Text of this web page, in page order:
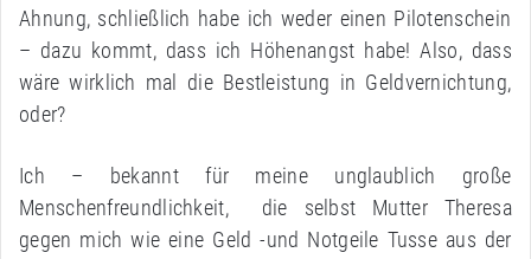
Ahnung, schließlich habe ich weder einen Pilotenschein
– dazu kommt, dass ich Höhenangst habe! Also, dass
wäre wirklich mal die Bestleistung in Geldvernichtung,
oder?
Ich – bekannt für meine unglaublich große
Menschenfreundlichkeit, die selbst Mutter Theresa
gegen mich wie eine Geld -und Notgeile Tusse aus der